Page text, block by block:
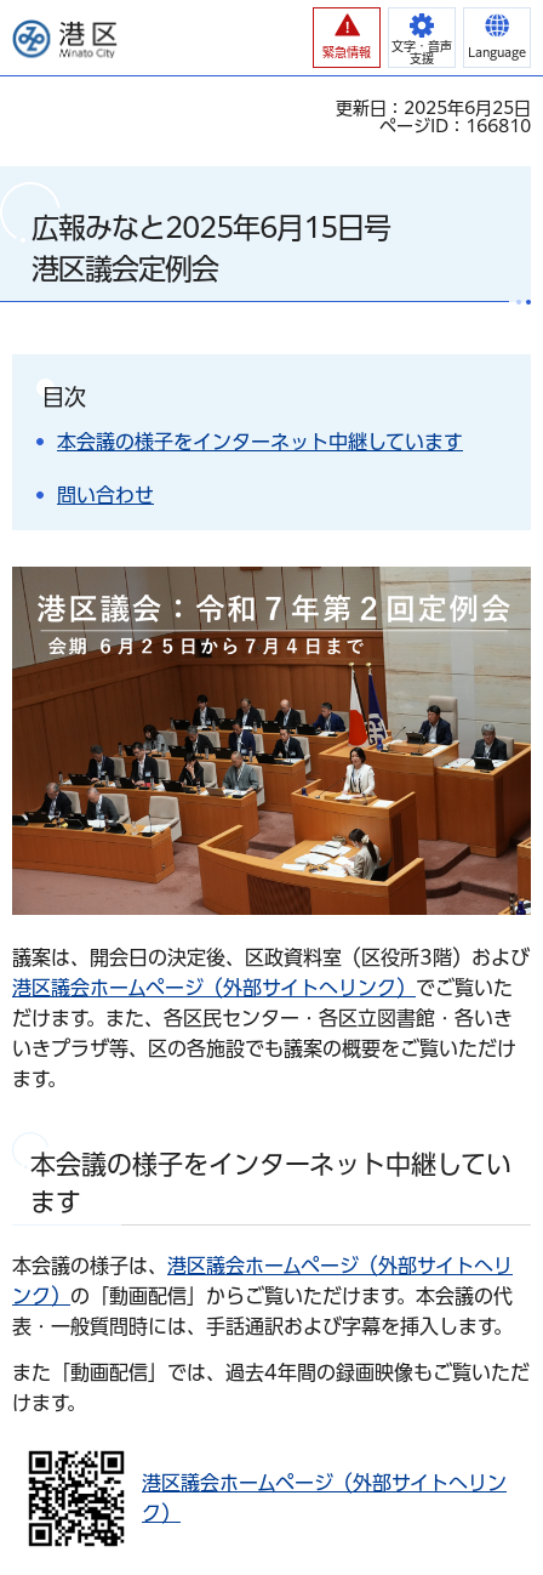
港区
緊急情報
文字・音声
支援
Language
更新日：2025年6月25日
ページID：166810
広報みなと2025年6月15日号
港区議会定例会
目次
本会議の様子をインターネット中継しています
問い合わせ
議案は、開会日の決定後、区政資料室（区役所3階）および
港区議会ホームページ（外部サイトへリンク） でご覧いた
だけます。また、各区民センター・各区立図書館・各いき
いきプラザ等、区の各施設でも議案の概要をご覧いただけ
ます。
本会議の様子をインターネット中継してい
ます
本会議の様子は、 港区議会ホームページ（外部サイトへリ
ンク） の「動画配信」からご覧いただけます。本会議の代
表・一般質問時には、手話通訳および字幕を挿入します。
また「動画配信」では、過去4年間の録画映像もご覧いただ
けます。
港区議会ホームページ（外部サイトへリン
ク）